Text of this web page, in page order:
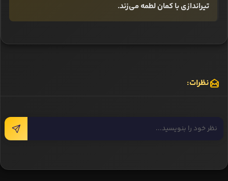
تیراندازی با کمان لطمه می‌زند.
نظرات: